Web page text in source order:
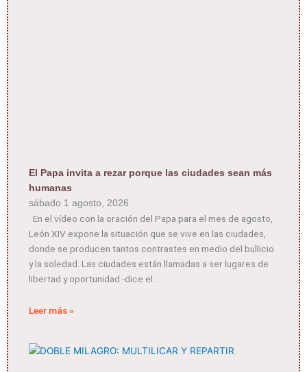
El Papa invita a rezar porque las ciudades sean más
humanas
sábado 1 agosto, 2026
En el vídeo con la oración del Papa para el mes de agosto,
León XIV expone la situación que se vive en las ciudades,
donde se producen tantos contrastes en medio del bullicio
y la soledad. Las ciudades están llamadas a ser lugares de
libertad y oportunidad -dice el
Leer más »